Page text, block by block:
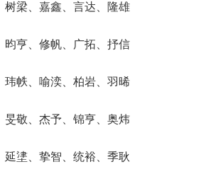
树梁、嘉鑫、言达、隆雄
昀亨、修帆、广拓、抒信
玮帙、喻湙、柏岩、羽晞
旻敬、杰予、锦亨、奥炜
延堻、挚智、统裕、季耿